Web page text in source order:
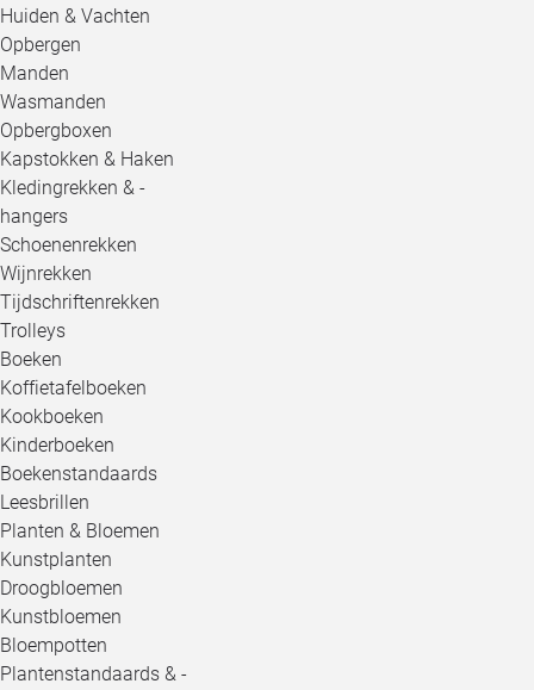
Huiden & Vachten
Opbergen
Manden
Wasmanden
Opbergboxen
Kapstokken & Haken
Kledingrekken & -
hangers
Schoenenrekken
Wijnrekken
Tijdschriftenrekken
Trolleys
Boeken
Koffietafelboeken
Kookboeken
Kinderboeken
Boekenstandaards
Leesbrillen
Planten & Bloemen
Kunstplanten
Droogbloemen
Kunstbloemen
Bloempotten
Plantenstandaards & -